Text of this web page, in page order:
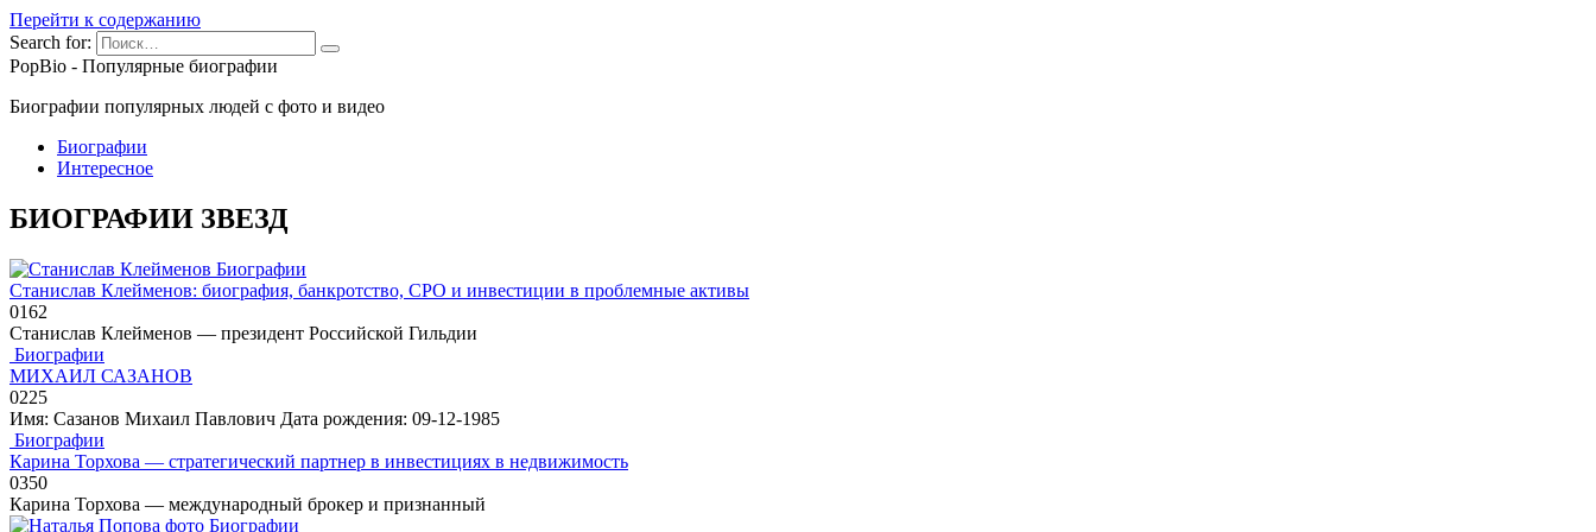
Перейти к содержанию
Search for:
PopBio - Популярные биографии
Биографии популярных людей с фото и видео
Биографии
Интересное
БИОГРАФИИ ЗВЕЗД
Биографии
Станислав Клейменов: биография, банкротство, СРО и инвестиции в проблемные активы
0162
Станислав Клейменов — президент Российской Гильдии
Биографии
МИХАИЛ САЗАНОВ
0225
Имя: Сазанов Михаил Павлович Дата рождения: 09-12-1985
Биографии
Карина Торхова — стратегический партнер в инвестициях в недвижимость
0350
Карина Торхова — международный брокер и признанный
Биографии